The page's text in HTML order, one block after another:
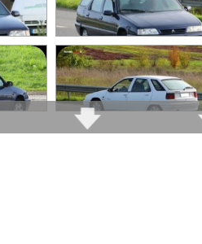
a conduire, ce n'est pas le
un usage quotidien.
Commenter cet